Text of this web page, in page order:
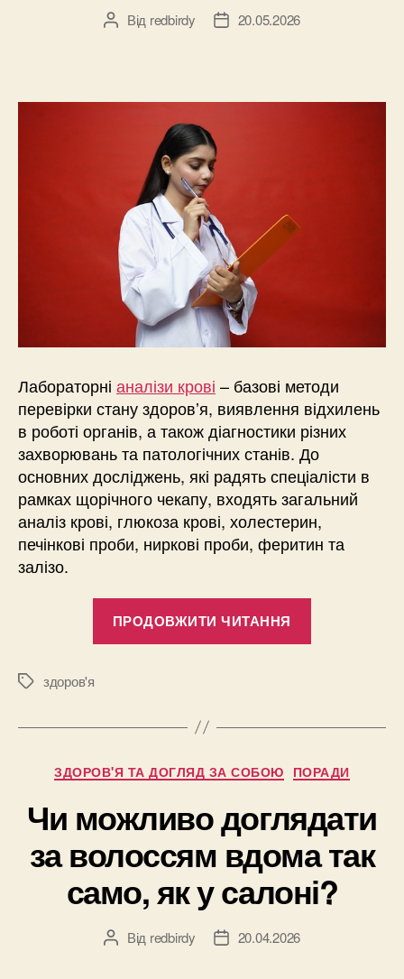
Автор
Від redbirdy
Дата20.05.2026
Лабораторні аналізи крові – базові методи
перевірки стану здоровʼя, виявлення відхилень
в роботі органів, а також діагностики різних
захворювань та патологічних станів. До
основних досліджень, які радять спеціалісти в
рамках щорічного чекапу, входять загальний
аналіз крові, глюкоза крові, холестерин,
печінкові проби, ниркові проби, феритин та
залізо.
ПРОДОВЖИТИ ЧИТАННЯ
самостійно:
гайд
нормах”
Позначки
здоров'я
Категорії
ЗДОРОВ'Я ТА ДОГЛЯД ЗА СОБОЮ ПОРАДИ
Чи можливо доглядати
за волоссям вдома так
само, як у салоні?
Автор
Від redbirdy
Дата20.04.2026